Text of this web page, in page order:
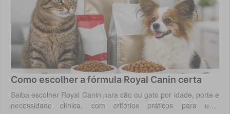
Como escolher a fórmula Royal Canin certa
Saiba escolher Royal Canin para cão ou gato por idade, porte e
necessidade clínica, com critérios práticos para uma